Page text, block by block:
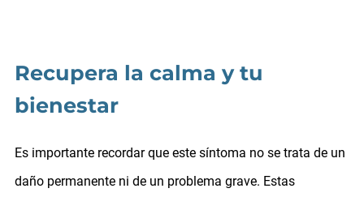
Recupera la calma y tu
bienestar
Es importante recordar que este síntoma no se trata de un
daño permanente ni de un problema grave. Estas